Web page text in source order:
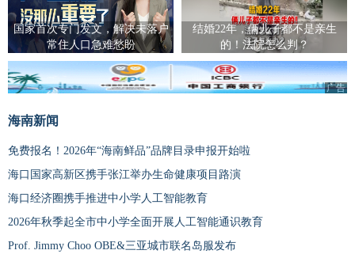
国家首次专门发文，解决未落户
常住人口急难愁盼
结婚22年，俩儿子都不是亲生
的！法院怎么判？
广告
海南新闻
免费报名！2026年“海南鲜品”品牌目录申报开始啦
海口国家高新区携手张江举办生命健康项目路演
海口经济圈携手推进中小学人工智能教育
2026年秋季起全市中小学全面开展人工智能通识教育
Prof. Jimmy Choo OBE&三亚城市联名岛服发布